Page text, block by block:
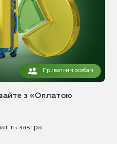
Приватним особам
з «Оплатою
завтра